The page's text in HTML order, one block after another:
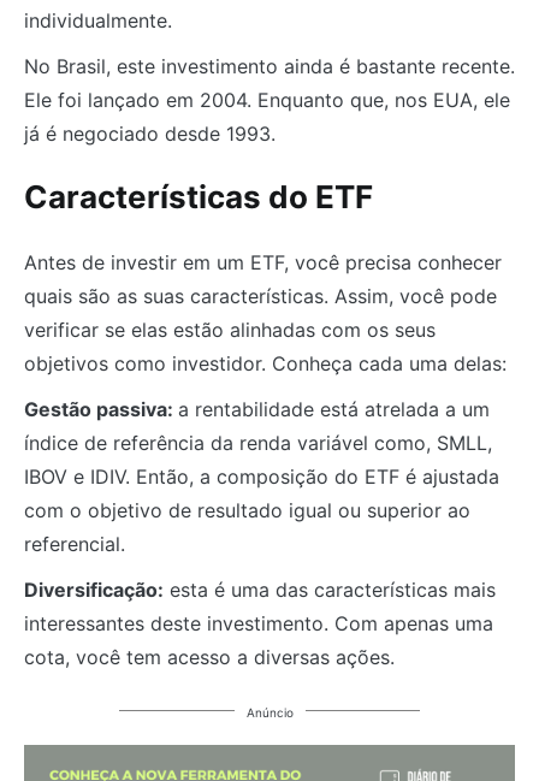
individualmente.
No Brasil, este investimento ainda é bastante recente.
Ele foi lançado em 2004. Enquanto que, nos EUA, ele
já é negociado desde 1993.
Características do ETF
Antes de investir em um ETF, você precisa conhecer
quais são as suas características. Assim, você pode
verificar se elas estão alinhadas com os seus
objetivos como investidor. Conheça cada uma delas:
Gestão passiva: a rentabilidade está atrelada a um
índice de referência da renda variável como, SMLL,
IBOV e IDIV. Então, a composição do ETF é ajustada
com o objetivo de resultado igual ou superior ao
referencial.
Diversificação: esta é uma das características mais
interessantes deste investimento. Com apenas uma
cota, você tem acesso a diversas ações.
Anúncio